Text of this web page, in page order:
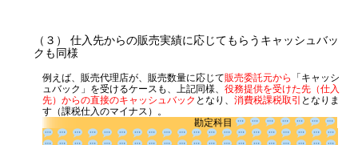
（３） 仕入先からの販売実績に応じてもらうキャッシュバッ
クも同様
例えば、販売代理店が、販売数量に応じて販売委託元から
「キャッシ
ュバック」を受けるケースも、上記同様、 役務提供を受けた先（仕入
先）からの直接のキャッシュバック となり、 消費税課税取引 となりま
す（課税仕入のマイナス）。
勘定科目